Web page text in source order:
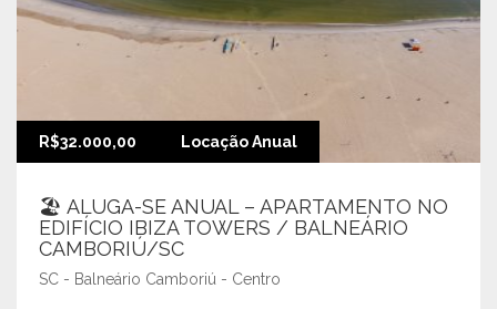
R$32.000,00 Locação Anual
🏖️ ALUGA-SE ANUAL – APARTAMENTO NO
EDIFÍCIO IBIZA TOWERS / BALNEÁRIO
CAMBORIÚ/SC
SC - Balneário Camboriú - Centro